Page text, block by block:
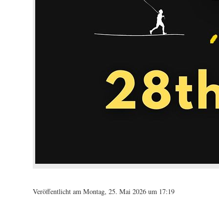
Veröffentlicht am Montag, 25. Mai 2026 um 17:19